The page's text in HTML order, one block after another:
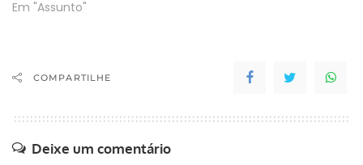
Em "Assunto"
COMPARTILHE
Deixe um comentário